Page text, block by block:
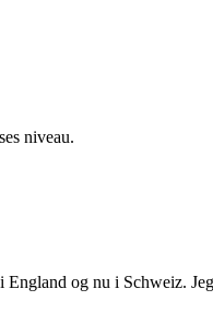
niveau.
og nu i Schweiz.